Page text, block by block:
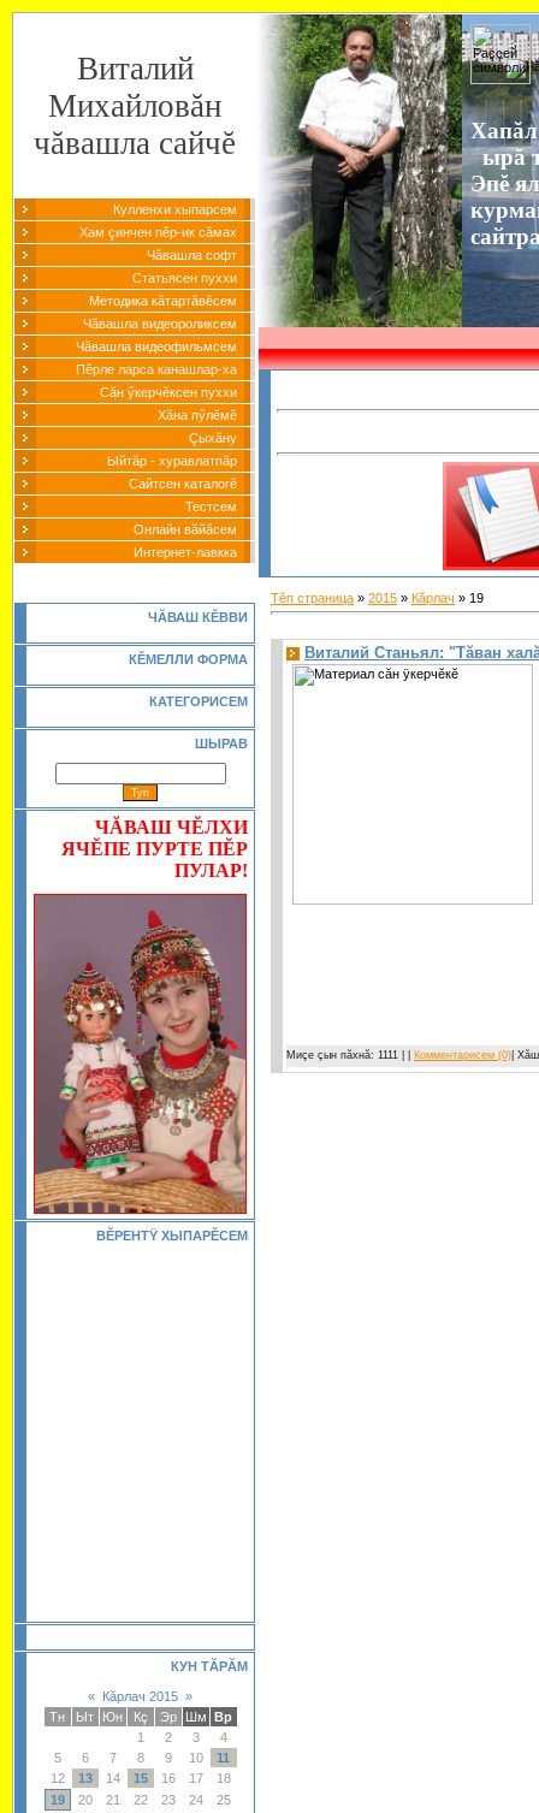
Виталий
Михайловăн
чăвашла сайчĕ
Кулленхи хыпарсем
Хам çинчен пĕр-ик сăмах
Чăвашла софт
Статьясен пуххи
Методика кăтартăвĕсем
Чăвашла видеороликсем
Чăвашла видеофильмсем
Пĕрле ларса канашлар-ха
Сăн ӳкерчĕксен пуххи
Хăна пӳлĕмĕ
Çыхăну
Ыйтăр - хуравлатпăр
Сайтсен каталогĕ
Тестсем
Онлайн вăйăсем
Интернет-лавкка
ЧĂВАШ КĔВВИ
КĔМЕЛЛИ ФОРМА
КАТЕГОРИСЕМ
ШЫРАВ
ЧĂВАШ ЧĔЛХИ
ЯЧĔПЕ ПУРТЕ ПĔР
ПУЛАР!
ВĔРЕНТŸ ХЫПАРĔСЕМ
КУН ТĂРĂМ
« Кăрлач 2015 »
Тн
Ыт Юн Кç Эр Шм
Вр
1
2 3
4
5
6 7 8 9 10
11
12
13 14 15 16 17
18
19
20 21 22 23 24
25
ырă
Эпĕ
Тĕп страница » 2015 » Кăрлач » 19
Виталий Станьял: "Тăван
Миçе çын пăхнă: 1111 | | Комментарисем (0) |